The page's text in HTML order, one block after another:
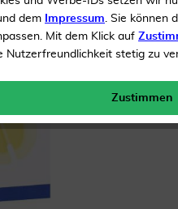
dem Impressum. Sie können
Mit dem Klick auf
Nutzerfreundlichkeit stetig zu
Zustimmen